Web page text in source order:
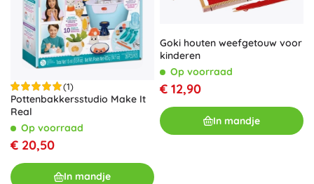
(1)
Pottenbakkersstudio Make It
Real
Op voorraad
€ 20,50
In mandje
Goki houten weefgetouw voor
kinderen
Op voorraad
€ 12,90
In mandje